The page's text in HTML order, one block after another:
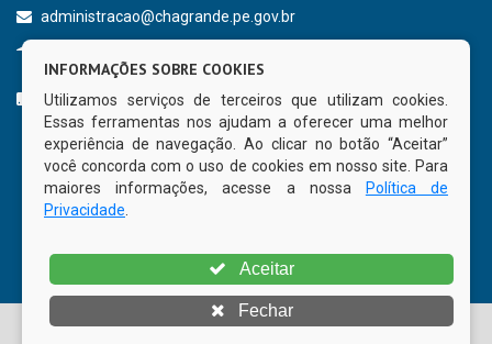
administracao@chagrande.pe.gov.br
CURTA NOSSA FAN PAGE
© Copyright 2026 Prefeitura Municipal de Chã Grande | Todos
INFORMAÇÕES SOBRE COOKIES
Utilizamos serviços de terceiros que utilizam cookies.
Essas ferramentas nos ajudam a oferecer uma melhor
experiência de navegação. Ao clicar no botão “Aceitar”
você concorda com o uso de cookies em nosso site. Para
maiores informações, acesse a nossa
Política de
Privacidade
Aceitar
Fechar